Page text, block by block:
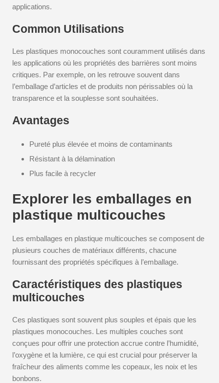
applications.
Common Utilisations
Les plastiques monocouches sont couramment utilisés dans
les applications où les propriétés des barrières sont moins
critiques. Par exemple, on les retrouve souvent dans
l’emballage d’articles et de produits non périssables où la
transparence et la souplesse sont souhaitées.
Avantages
Pureté plus élevée et moins de contaminants
Résistant à la délamination
Plus facile à recycler
Explorer les emballages en
plastique multicouches
Les emballages en plastique multicouches se composent de
plusieurs couches de matériaux différents, chacune
fournissant des propriétés spécifiques à l’emballage.
Caractéristiques des plastiques
multicouches
Ces plastiques sont souvent plus souples et épais que les
plastiques monocouches. Les multiples couches sont
conçues pour offrir une protection accrue contre l’humidité,
l’oxygène et la lumière, ce qui est crucial pour préserver la
fraîcheur des aliments comme les copeaux, les noix et les
bonbons.